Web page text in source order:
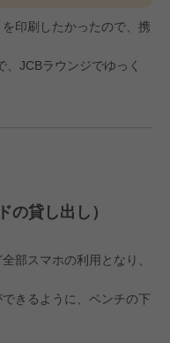
印刷したかったので、携
、JCBラウンジでゆっく
の貸し出し）
部スマホの利用となり、
きるように、ベンチの下